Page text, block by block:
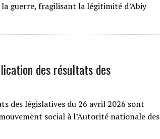
guerre, fragilisant la légitimité d’Abiy
des résultats des
des législatives du 26 avril 2026 sont
social à l’Autorité nationale des